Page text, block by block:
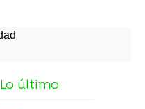
Lo último